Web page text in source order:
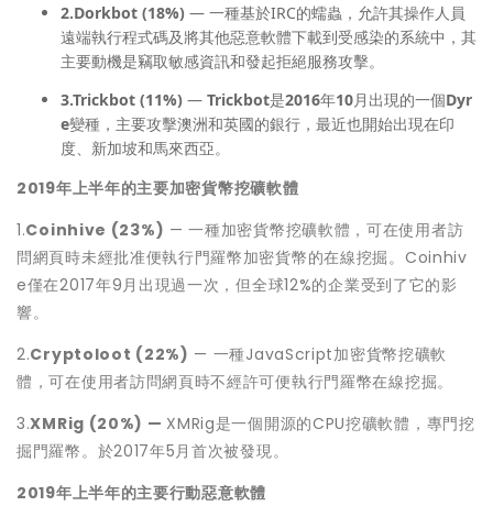
2.Dorkbot (18%) — 一種基於IRC的蠕蟲，允許其操作人員
遠端執行程式碼及將其他惡意軟體下載到受感染的系統中，其
主要動機是竊取敏感資訊和發起拒絕服務攻擊。
3.Trickbot (11%) — Trickbot是2016年10月出現的一個Dyr
e變種，主要攻擊澳洲和英國的銀行，最近也開始出現在印
度、新加坡和馬來西亞。
2019年上半年的主要加密貨幣挖礦軟體
1.Coinhive (23%) — 一種加密貨幣挖礦軟體，可在使用者訪
問網頁時未經批准便執行門羅幣加密貨幣的在線挖掘。Coinhiv
e僅在2017年9月出現過一次，但全球12%的企業受到了它的影
響。
2.Cryptoloot (22%) — 一種JavaScript加密貨幣挖礦軟
體，可在使用者訪問網頁時不經許可便執行門羅幣在線挖掘。
3.XMRig (20%) — XMRig是一個開源的CPU挖礦軟體，專門挖
掘門羅幣。於2017年5月首次被發現。
2019年上半年的主要行動惡意軟體